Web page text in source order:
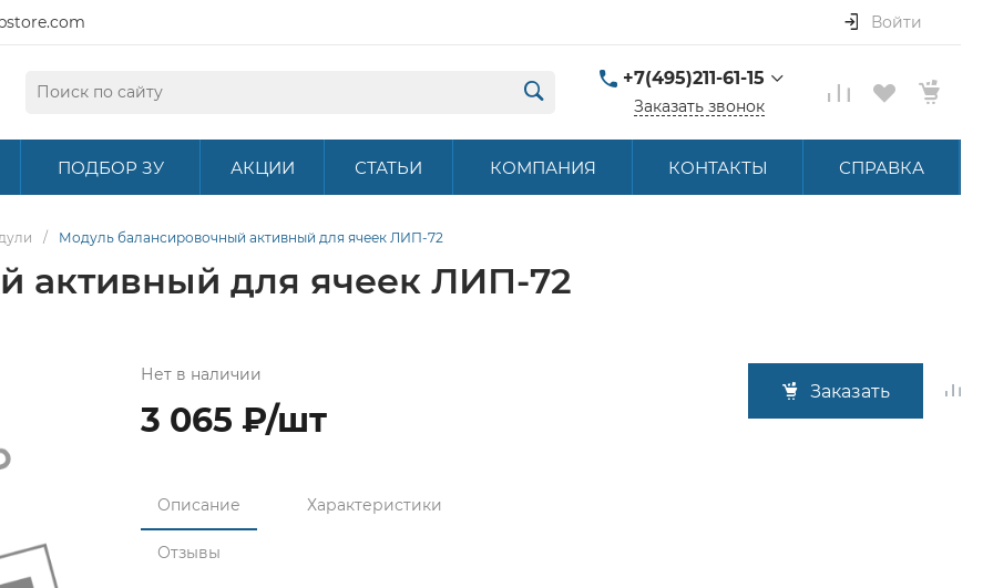
Войти
+7(495)211-61-15
+7(495)211-61-15
г. Москва, ул.
Заказать звонок
ПОДБОР ЗУ АКЦИИ СТАТЬИ КОМПАНИЯ КОНТАКТЫ СПРАВКА
/ Модуль балансировочный активный для ячеек ЛИП-72
активный для ячеек ЛИП-72
Нет в наличии
3 065 ₽/шт
Заказать
Описание Характеристики
Отзывы